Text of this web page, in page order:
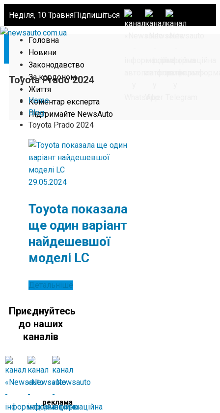
Неділя, 10 ТравняПідпишіться
Головна
Новини
Законодавство
За кордоном
Життя
Коментар експерта
Підтримайте NewsAuto
Toyota Prado 2024
Home
Blog
Toyota Prado 2024
29.05.2024
Toyota показала
ще один варіант
найдешевшої
моделі LC
Детальніше
Приєднуйтесь
до наших
каналів
реклама